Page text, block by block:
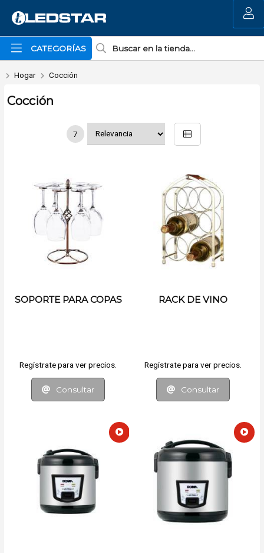
CATEGORÍAS
MI COMPRA
Hogar Cocción
Cocción
7
SOPORTE PARA COPAS
Regístrate para ver precios.
Consultar
RACK DE VINO
Regístrate para ver precios.
Consultar